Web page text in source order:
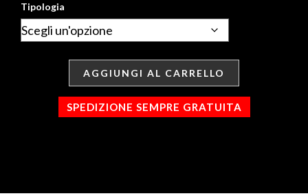
Tipologia
AGGIUNGI AL CARRELLO
SPEDIZIONE SEMPRE GRATUITA